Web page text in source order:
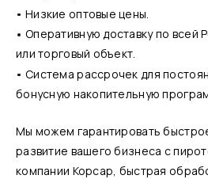
Низкие оптовые цены.
Оперативную доставку по всей
или торговый объект.
Система рассрочек для
бонусную накопительную
Мы можем гарантировать
развитие вашего бизнеса с
компании Корсар, быстрая